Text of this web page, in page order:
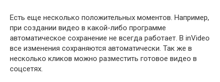
Есть еще несколько положительных моментов. Например,
при создании видео в какой-либо программе
автоматическое сохранение не всегда работает. В inVideo
все изменения сохраняются автоматически. Так же в
несколько кликов можно разместить готовое видео в
соцсетях.